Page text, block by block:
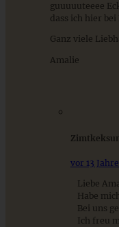
Cremiges Lemon
nur 10 Minuten
guuuuuteeee
dass ich hier
Ganz viele
Amalie
vor 13
Liebe
Habe
Bei uns
Ich freu